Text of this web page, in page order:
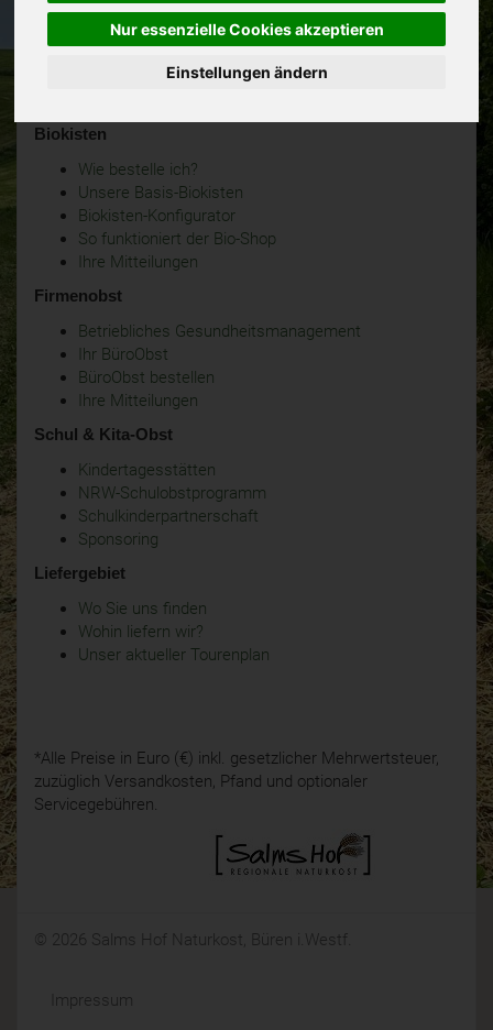
Nur essenzielle Cookies akzeptieren
Einstellungen ändern
Biokisten
Wie bestelle ich?
Unsere Basis-Biokisten
Biokisten-Konfigurator
So funktioniert der Bio-Shop
Ihre Mitteilungen
Firmenobst
Betriebliches Gesundheitsmanagement
Ihr BüroObst
BüroObst bestellen
Ihre Mitteilungen
Schul & Kita-Obst
Kindertagesstätten
NRW-Schulobstprogramm
Schulkinderpartnerschaft
Sponsoring
Liefergebiet
Wo Sie uns finden
Wohin liefern wir?
Unser aktueller Tourenplan
*Alle Preise in Euro (€) inkl. gesetzlicher Mehrwertsteuer,
zuzüglich Versandkosten, Pfand und optionaler
Servicegebühren.
© 2026 Salms Hof Naturkost, Büren i.Westf.
Impressum